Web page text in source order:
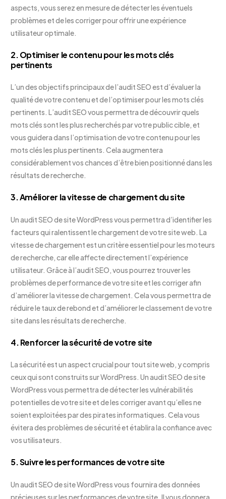
aspects, vous serez en mesure de détecter les éventuels
problèmes et de les corriger pour offrir une expérience
utilisateur optimale.
2. Optimiser le contenu pour les mots clés
pertinents
L’un des objectifs principaux de l’audit SEO est d’évaluer la
qualité de votre contenu et de l’optimiser pour les mots clés
pertinents. L’audit SEO vous permettra de découvrir quels
mots clés sont les plus recherchés par votre public cible, et
vous guidera dans l’optimisation de votre contenu pour les
mots clés les plus pertinents. Cela augmentera
considérablement vos chances d’être bien positionné dans les
résultats de recherche.
3. Améliorer la vitesse de chargement du site
Un audit SEO de site WordPress vous permettra d’identifier les
facteurs qui ralentissent le chargement de votre site web. La
vitesse de chargement est un critère essentiel pour les moteurs
de recherche, car elle affecte directement l’expérience
utilisateur. Grâce à l’audit SEO, vous pourrez trouver les
problèmes de performance de votre site et les corriger afin
d’améliorer la vitesse de chargement. Cela vous permettra de
réduire le taux de rebond et d’améliorer le classement de votre
site dans les résultats de recherche.
4. Renforcer la sécurité de votre site
La sécurité est un aspect crucial pour tout site web, y compris
ceux qui sont construits sur WordPress. Un audit SEO de site
WordPress vous permettra de détecter les vulnérabilités
potentielles de votre site et de les corriger avant qu’elles ne
soient exploitées par des pirates informatiques. Cela vous
évitera des problèmes de sécurité et établira la confiance avec
vos utilisateurs.
5. Suivre les performances de votre site
Un audit SEO de site WordPress vous fournira des données
précieuses sur les performances de votre site. Il vous donnera